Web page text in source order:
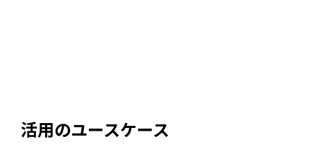
活用のユースケース